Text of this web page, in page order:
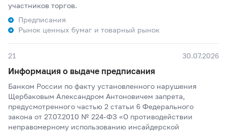
участников торгов.
Предписания
Рынок ценных бумаг и товарный рынок
21 30.07.2026
Информация о выдаче предписания
Банком России по факту установленного нарушения
Щербаковым Александром Антоновичем запрета,
предусмотренного частью 2 статьи 6 Федерального
закона от 27.07.2010 № 224-ФЗ «О противодействии
неправомерному использованию инсайдерской